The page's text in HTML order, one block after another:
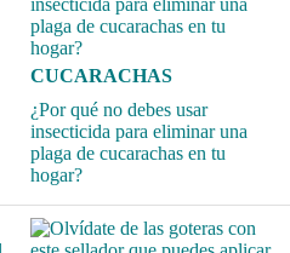
CUCARACHAS
¿Por qué no debes usar
insecticida para eliminar una
plaga de cucarachas en tu
hogar?